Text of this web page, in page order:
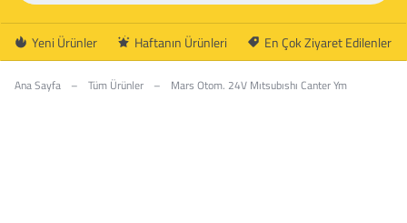
Yeni Ürünler Haftanın Ürünleri En Çok Ziyaret Edilenler
Ana Sayfa – Tüm Ürünler – Mars Otom. 24V Mıtsubıshı Canter Ym